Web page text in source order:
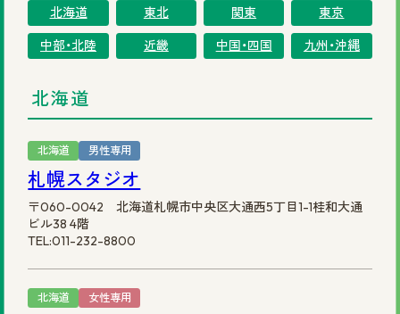
ご相談・店舗予約はこちら
女性専用0120-69-0480
資料請求はこちら
北海道 東北 関東 東京
中部・北陸 近畿 中国・四国 九州・沖縄
北海道
北海道 男性専用
札幌スタジオ
〒060-0042 北海道札幌市中央区大通西5丁目1-1桂和大通
ビル38 4階
TEL:011-232-8800
北海道 女性専用